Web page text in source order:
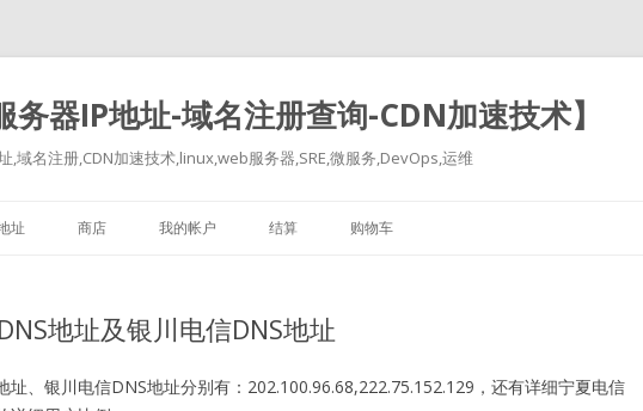
务器IP地址-域名注册查询-CDN加速技术】
,域名注册,CDN加速技术,linux,web服务器,SRE,微服务,DevOps,运维
址 商店 我的帐户 结算 购物车
地址及银川电信DNS地址
址、银川电信DNS地址分别有：202.100.96.68,222.75.152.129，还有详细宁夏电信